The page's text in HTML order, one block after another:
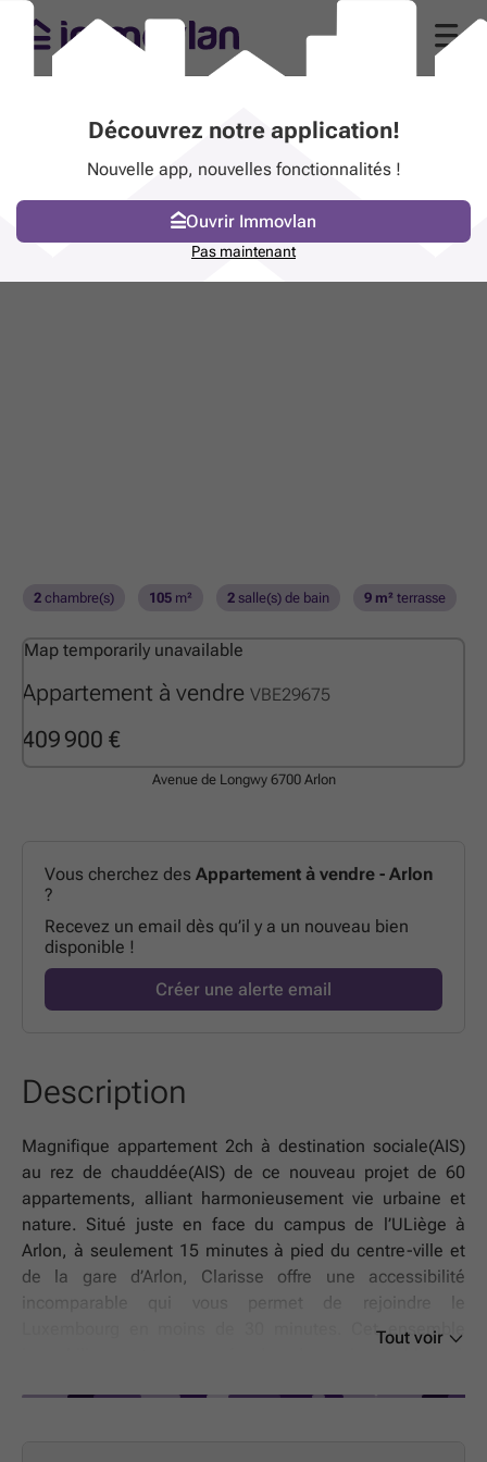
Appartement à vendre VBE29675
409 900 €
2chambre(s) 105m² 2salle(s) de bain 9 m² terrasse
Map temporarily unavailable
Avenue de Longwy 6700 Arlon
Vous cherchez des Appartement à vendre - Arlon
?
Recevez un email dès qu’il y a un nouveau bien
disponible !
Créer une alerte email
Description
Magnifique appartement 2ch à destination sociale(AIS)
au rez de chauddée(AIS) de ce nouveau projet de 60
appartements, alliant harmonieusement vie urbaine et
nature. Situé juste en face du campus de l’ULiège à
Arlon, à seulement 15 minutes à pied du centre-ville et
de la gare d’Arlon, Clarisse offre une accessibilité
incomparable qui vous permet de rejoindre le
Luxembourg en moins de 30 minutes. Cet ensemble
Tout voir
Découvrez notre application!
Nouvelle app, nouvelles fonctionnalités !
Ouvrir Immovlan
Pas maintenant